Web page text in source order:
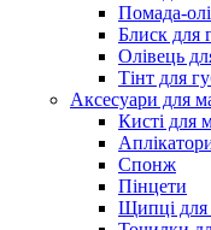
Помада-
Блиск для
Олівець
Тінт для
Аксесуари для
Кисті для
Спонж
Пінцети
Щипці для